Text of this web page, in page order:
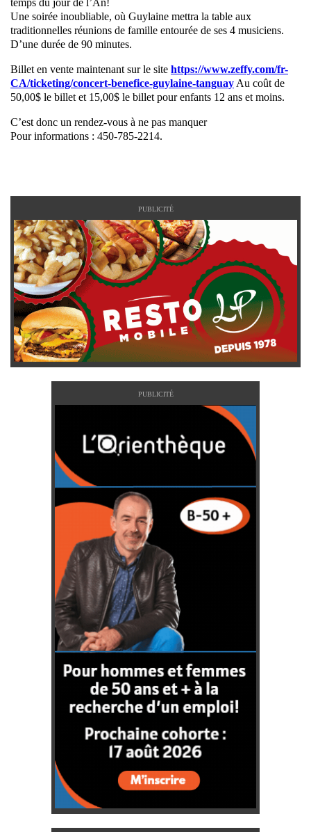
temps du jour de l’An!
Une soirée inoubliable, où Guylaine mettra la table aux
traditionnelles réunions de famille entourée de ses 4 musiciens.
D’une durée de 90 minutes.
Billet en vente maintenant sur le site https://www.zeffy.com/fr-
CA/ticketing/concert-benefice-guylaine-tanguay Au coût de
50,00$ le billet et 15,00$ le billet pour enfants 12 ans et moins.
C’est donc un rendez-vous à ne pas manquer
Pour informations : 450-785-2214.
PUBLICITÉ
PUBLICITÉ